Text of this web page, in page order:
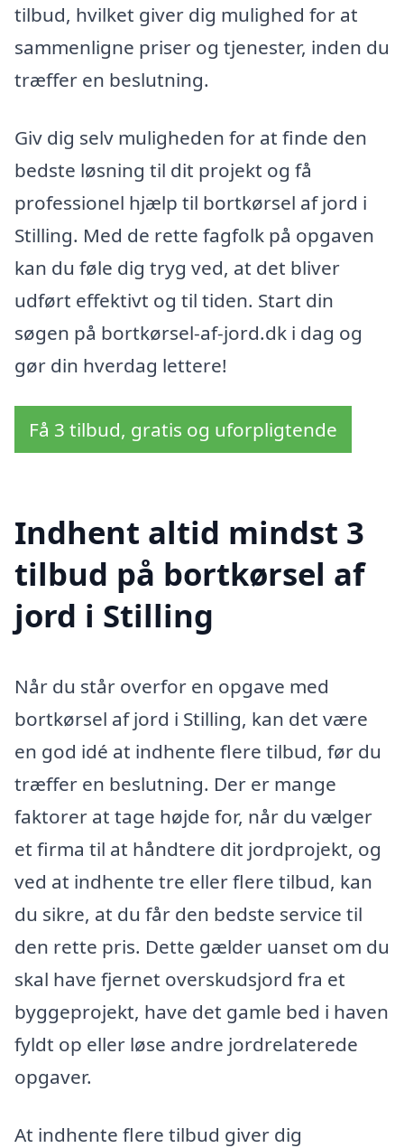
tilbud, hvilket giver dig mulighed for at
sammenligne priser og tjenester, inden du
træffer en beslutning.
Giv dig selv muligheden for at finde den
bedste løsning til dit projekt og få
professionel hjælp til bortkørsel af jord i
Stilling. Med de rette fagfolk på opgaven
kan du føle dig tryg ved, at det bliver
udført effektivt og til tiden. Start din
søgen på bortkørsel-af-jord.dk i dag og
gør din hverdag lettere!
Få 3 tilbud, gratis og uforpligtende
Indhent altid mindst 3
tilbud på bortkørsel af
jord i Stilling
Når du står overfor en opgave med
bortkørsel af jord i Stilling, kan det være
en god idé at indhente flere tilbud, før du
træffer en beslutning. Der er mange
faktorer at tage højde for, når du vælger
et firma til at håndtere dit jordprojekt, og
ved at indhente tre eller flere tilbud, kan
du sikre, at du får den bedste service til
den rette pris. Dette gælder uanset om du
skal have fjernet overskudsjord fra et
byggeprojekt, have det gamle bed i haven
fyldt op eller løse andre jordrelaterede
opgaver.
At indhente flere tilbud giver dig